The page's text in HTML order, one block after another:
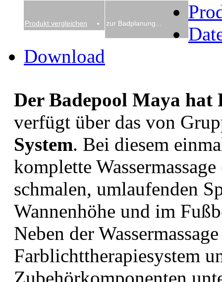
Produkt vergleichen zur Badplanung...
Download
Der Badepool Maya hat
verfügt über das von
System. Bei diesem
komplette
schmalen, umlaufenden
Wannenhöhe und im
Neben der
Farblichttherapiesystem
Zubehörkomponenten